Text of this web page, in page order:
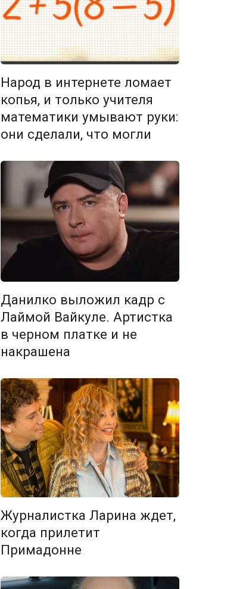
Народ в интернете ломает
копья, и только учителя
математики умывают руки:
они сделали, что могли
Данилко выложил кадр с
Лаймой Вайкуле. Артистка
в черном платке и не
накрашена
Журналистка Ларина ждет,
когда прилетит
Примадонне